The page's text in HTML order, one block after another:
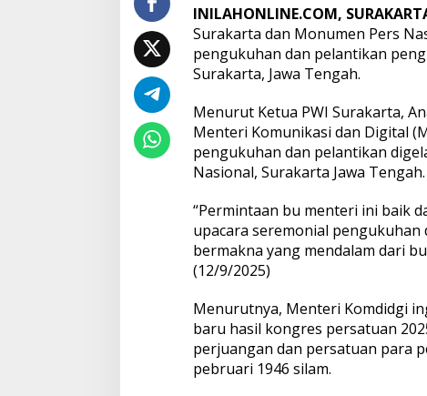
2030
INILAHONLINE.COM,
Surakarta dan Monumen Pers
pengukuhan dan pelantikan
Surakarta, Jawa Tengah.
Menurut Ketua PWI Surakarta,
Menteri Komunikasi dan Digital
pengukuhan dan pelantikan
Nasional, Surakarta Jawa Tengah.
“Permintaan bu menteri ini baik
upacara seremonial
bermakna yang mendalam dari
(12/9/2025)
Menurutnya, Menteri Komdidgi
baru hasil kongres persatuan
perjuangan dan persatuan para
pebruari 1946 silam.